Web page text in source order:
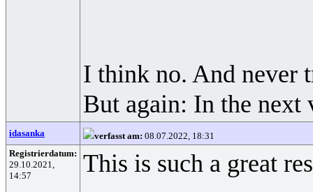
I think no. And never
But again: In the
idasanka verfasst am: 08.07.2022, 18:31
Registrierdatum:
29.10.2021,
14:57
This is such a great